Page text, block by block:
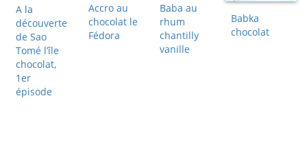
A la
découverte
de Sao
Tomé l’île
chocolat,
1er
épisode
Accro au
chocolat le
Fédora
Baba au
rhum
chantilly
vanille
Babka
chocolat